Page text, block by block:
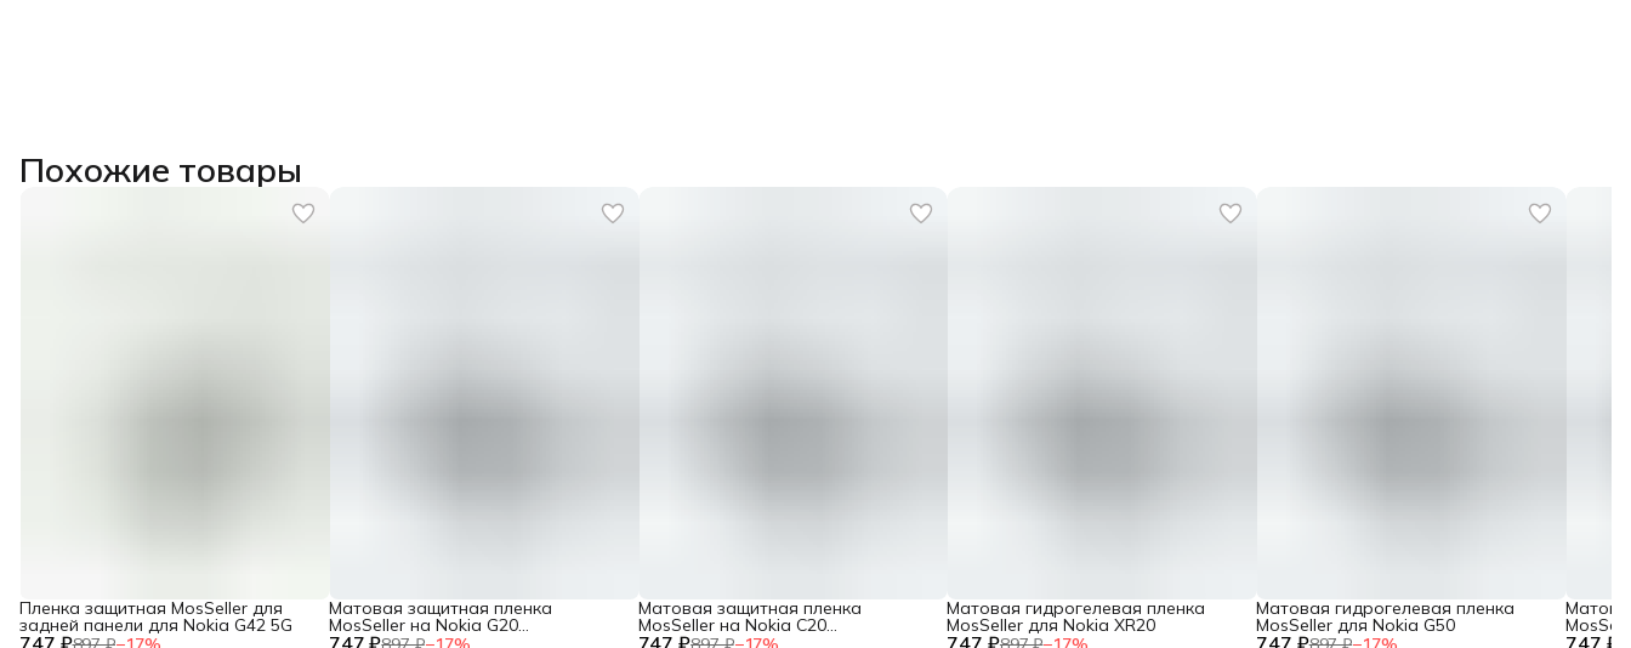
Похожие товары
Пленка защитная MosSeller для
задней панели для Nokia G42 5G
Матовая защитная пленка
MosSeller на Nokia G20
гидрогелевая
Матовая защитная пленка
MosSeller на Nokia C20
гидрогелевая
Матовая гидрогелевая пленка
MosSeller для Nokia XR20
Матовая гидрогелевая пленка
MosSeller для Nokia G50